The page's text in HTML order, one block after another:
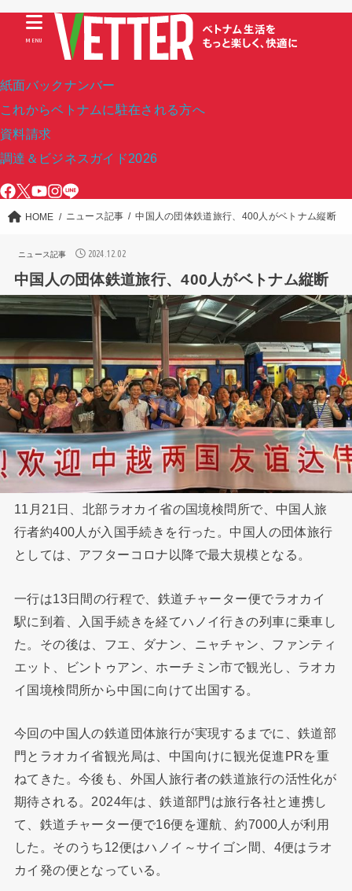
紙面バックナンバー
これからベトナムに駐在される方へ
資料請求
調達＆ビジネスガイド2026
MENU
HOME ニュース記事 中国人の団体鉄道旅行、400人がベトナム縦断
ニュース記事 2024.12.02
中国人の団体鉄道旅行、400人がベトナム縦断
11月21日、北部ラオカイ省の国境検問所で、中国人旅
行者約400人が入国手続きを行った。中国人の団体旅行
としては、アフターコロナ以降で最大規模となる。
一行は13日間の行程で、鉄道チャーター便でラオカイ
駅に到着、入国手続きを経てハノイ行きの列車に乗車し
た。その後は、フエ、ダナン、ニャチャン、ファンティ
エット、ビントゥアン、ホーチミン市で観光し、ラオカ
イ国境検問所から中国に向けて出国する。
今回の中国人の鉄道団体旅行が実現するまでに、鉄道部
門とラオカイ省観光局は、中国向けに観光促進PRを重
ねてきた。今後も、外国人旅行者の鉄道旅行の活性化が
期待される。2024年は、鉄道部門は旅行各社と連携し
て、鉄道チャーター便で16便を運航、約7000人が利用
した。そのうち12便はハノイ～サイゴン間、4便はラオ
カイ発の便となっている。